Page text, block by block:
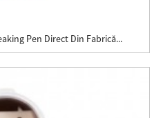
Pen Direct Din Fabrică...